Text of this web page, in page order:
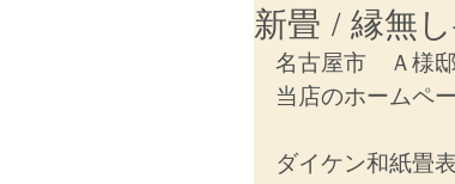
新畳 / 縁無
名古屋市　Ａ様邸
当店のホームペ
ダイケン和紙畳